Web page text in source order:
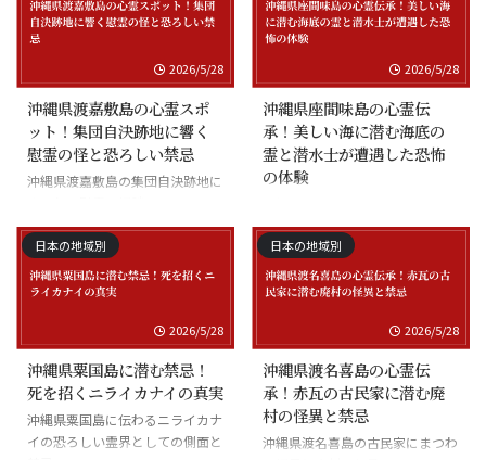
2026/5/28
沖縄県渡嘉敷島の心霊スポ
ット！集団自決跡地に響く
慰霊の怪と恐ろしい禁忌
沖縄県渡嘉敷島の集団自決跡地に
2026/5/28
沖縄県座間味島の心霊伝
承！美しい海に潜む海底の
霊と潜水士が遭遇した恐怖
の体験
士の怪談
日本の地域別
2026/5/28
沖縄県粟国島に潜む禁忌！
死を招くニライカナイの真実
沖縄県粟国島に伝わるニライカナ
イの恐ろしい霊界としての側面と
日本の地域別
2026/5/28
沖縄県渡名喜島の心霊伝
承！赤瓦の古民家に潜む廃
村の怪異と禁忌
沖縄県渡名喜島の古民家にまつわ